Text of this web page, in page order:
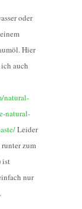
oder
Hier
auch
natural-
natural-
Leider
zum
ist
nur